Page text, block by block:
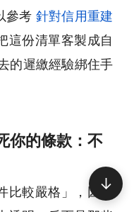
參考 針對信用重建
這份清單客製成自
的遲繳經驗綁住手
你的條款：不
比較嚴格」，因為
↓